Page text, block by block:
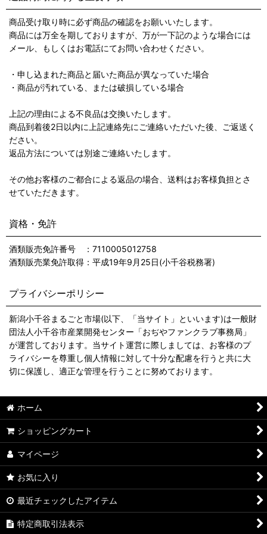
商品受け取り時に必ず商品の確認をお願いいたします。
商品には万全を期しておりますが、万が一下記のような場合には
メール、もしくはお電話にてお問い合わせください。
・申し込まれた商品と届いた商品が異なっていた場合
・商品が汚れている、または破損している場合
上記の理由による不良品は交換いたします。
商品到着後2日以内に上記連絡先にご連絡いただいた後、ご返送く
ださい。
返品方法については別途ご連絡いたします。
その他お客様のご都合による返品の場合、送料はお客様負担とさ
せていただきます。
資格・免許
酒類販売免許番号 ：7110005012758
酒類販売業免許取得：平成19年9月25日(小千谷税務署)
プライバシーポリシー
新潟小千谷まるごと市場(以下、「当サイト」といいます)は一般財
団法人小千谷市産業開発センター「おぢやファンクラブ事務局」
が運営しております。当サイト運営に際しましては、お客様のプ
ライバシーを尊重し個人情報に対して十分な配慮を行うと共に大
切に保護し、適正な管理を行うことに努めております。
ホーム
ショッピングカート
マイページ
お気に入り
最近チェックしたアイテム
特定商取引法表示